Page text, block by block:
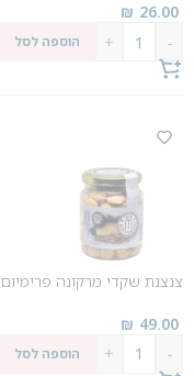
26.00
₪
-
+ הוספה לסל
צנצנת שקדי מרקונה פרימיום
49.00
₪
-
+ הוספה לסל